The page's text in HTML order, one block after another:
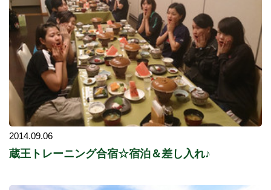
2014.09.06
蔵王トレーニング合宿☆宿泊＆差し入れ♪